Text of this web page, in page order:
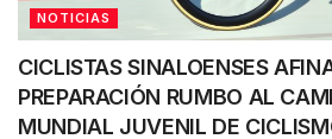
NOTICIAS
CICLISTAS SINALOENSES
PREPARACIÓN RUMBO AL
MUNDIAL JUVENIL DE